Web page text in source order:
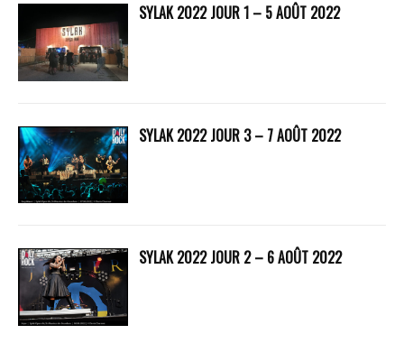
SYLAK 2022 JOUR 1 – 5 AOÛT 2022
SYLAK 2022 JOUR 3 – 7 AOÛT 2022
SYLAK 2022 JOUR 2 – 6 AOÛT 2022